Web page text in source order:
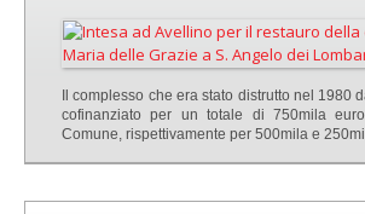
Il complesso che era stato distrutto nel 1980
cofinanziato per un totale di 750mila
Comune, rispettivamente per 500mila e